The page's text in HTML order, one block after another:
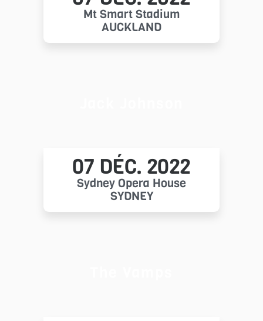
Mt Smart Stadium
AUCKLAND
07 DÉC. 2022
Sydney Opera House
SYDNEY